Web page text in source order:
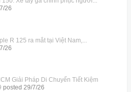
26
R 125 ra mắt tại Việt Nam,...
26
Giải Pháp Di Chuyển Tiết Kiệm
posted 29/7/26